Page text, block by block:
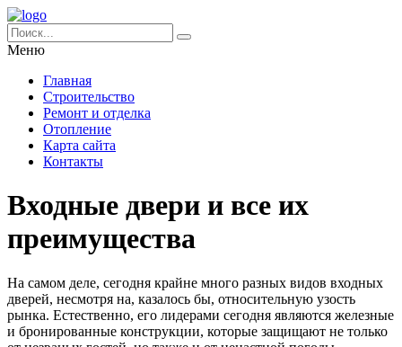
Меню
Главная
Строительство
Ремонт и отделка
Отопление
Карта сайта
Контакты
Входные двери и все их
преимущества
На самом деле, сегодня крайне много разных видов входных
дверей, несмотря на, казалось бы, относительную узость
рынка. Естественно, его лидерами сегодня являются железные
и бронированные конструкции, которые защищают не только